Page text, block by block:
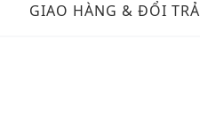
GIAO HÀNG & ĐỔI TRẢ